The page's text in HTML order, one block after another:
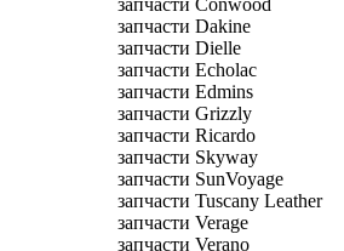
запчасти Conwood
запчасти Dakine
запчасти Dielle
запчасти Echolac
запчасти Edmins
запчасти Grizzly
запчасти Ricardo
запчасти Skyway
запчасти SunVoyage
запчасти Tuscany Leather
запчасти Verage
запчасти Verano